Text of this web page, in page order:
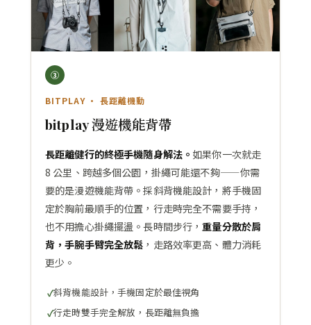
③
BITPLAY · 長距離機動
bitplay 漫遊機能背帶
長距離健行的終極手機隨身解法。 如果你一次就走
8 公里、跨越多個公園，掛繩可能還不夠——你需
要的是漫遊機能背帶。採斜背機能設計，將手機固
定於胸前最順手的位置，行走時完全不需要手持，
也不用擔心掛繩擺盪。長時間步行，重量分散於肩
背，手腕手臂完全放鬆 ，走路效率更高、體力消耗
更少。
斜背機能設計，手機固定於最佳視角
行走時雙手完全解放，長距離無負擔